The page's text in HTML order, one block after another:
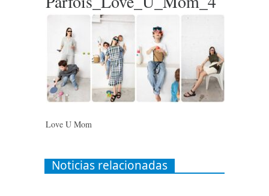
Love U Mom
Noticias relacionadas